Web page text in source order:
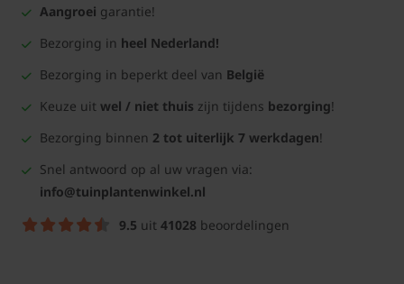
Aangroei garantie!
Bezorging in heel Nederland!
Bezorging in beperkt deel van België
Keuze uit wel / niet thuis zijn tijdens bezorging!
Bezorging binnen 2 tot uiterlijk 7 werkdagen!
Snel antwoord op al uw vragen via:
info@tuinplantenwinkel.nl
9.5 uit 41028 beoordelingen